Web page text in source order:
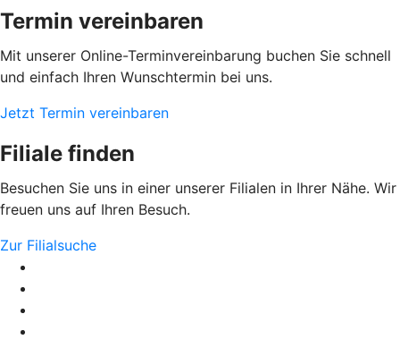
Termin vereinbaren
Mit unserer Online-Terminvereinbarung buchen Sie schnell
und einfach Ihren Wunschtermin bei uns.
Jetzt Termin vereinbaren
Filiale finden
Besuchen Sie uns in einer unserer Filialen in Ihrer Nähe. Wir
freuen uns auf Ihren Besuch.
Zur Filialsuche